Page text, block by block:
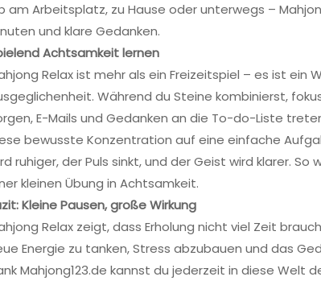
am Arbeitsplatz, zu Hause oder unterwegs –
und klare Gedanken.
Achtsamkeit lernen
Relax ist mehr als ein Freizeitspiel – es ist ein
Während du Steine kombinierst,
E-Mails und Gedanken an die To-do-Liste
bewusste Konzentration auf eine einfache
ruhiger, der Puls sinkt, und der Geist wird klarer. So
kleinen Übung in Achtsamkeit.
Kleine Pausen, große Wirkung
Relax zeigt, dass Erholung nicht viel Zeit
Energie zu tanken, Stress abzubauen und das
Mahjong123.de kannst du jederzeit in diese Welt